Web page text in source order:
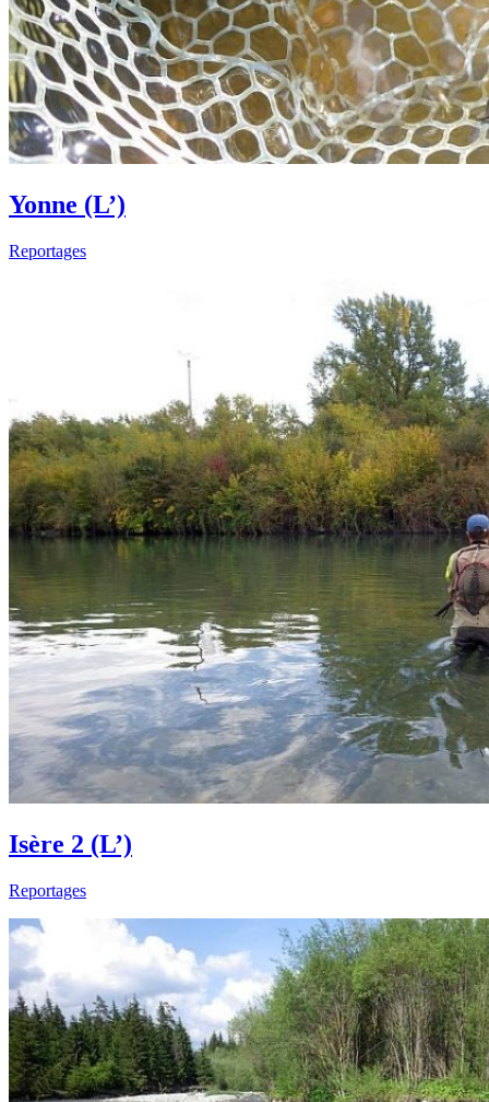
Yonne (L’)
Reportages
Isère 2 (L’)
Reportages